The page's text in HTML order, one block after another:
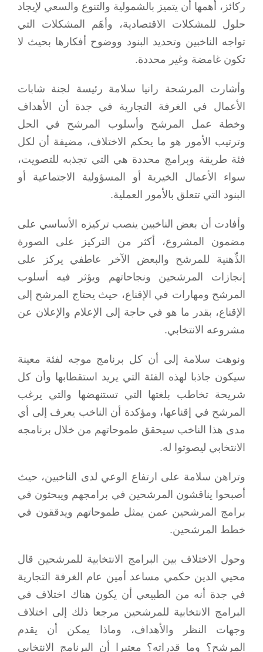
ركائز، أهمها أن يتميز بالشمولية والتنوع والسعي لإيجاد
حلول للمشكلات الاقتصادية، وأهَم المشكلات التي
تواجه الناخبين وتحديد البنود ووضوح أفكارها بحيث لا
تكون غامضة وغير محددة.
وأشارت المرشحة رانيا سلامة رئيسة لجنة شابات
الأعمال في الغرفة التجارية في جدة أن الأهداف
وخطة عمل المرشح وأسلوب المرشح في الحل
وترتيب الأمور هو ما يحكم الاختلاف، مضيفة أن لكل
فئة طريقة وبرامج محددة هي التي تجذبه للتصويت،
سواء الأعمال الخيرية أو المسؤولية الاجتماعية أو
البنود التي تتعلق بالأمور العملية.
وأفادت أن بعض الناخبين ينصب تركيزه الأساسي على
مضمون المشروع، أكثر من التركيز على الصورة
الذِّهنية للمرشح والبعض الآخر عاطفي يركز على
إنجازات المرشحين ونجاحاتهم ويؤثر فيه أسلوب
المرشح ومهارات في الإقناع، حيث يحتاج المرشح إلى
الإقناع، بقدر ما هو في حاجة إلى الإعلام والإعلان عن
مشروعه الانتخابي.
ونوهت سلامة إلى أن كل برنامج موجه لفئة معينة
سيكون جاذبا لهذه الفئة التي يريد استقطابها وأن كل
شريحة تخاطب بلغتها التي تستنهضها والتي يرغب
المرشح في إقناعها، ومؤكدة أن الناخب يعرف إلى أي
مدى هذا الناخب سيحقق طموحاتهم من خلال برنامجه
الانتخابي ليصوتوا له.
وتراهن سلامة على ارتفاع الوعي لدى الناخبين، حيث
أصبحوا يناقشون المرشحين في برامجهم ويبحثون في
برامج المرشحين عمن يمثل طموحاتهم ويدققون في
خطط المرشحين.
وحول الاختلاف بين البرامج الانتخابية للمرشحين قال
محيي الدين حكمي مساعد أمين عام الغرفة التجارية
في جدة أنه من الطبيعي أن يكون هناك اختلاف في
البرامج الانتخابية للمرشحين مرجعا ذلك إلى اختلاف
وجهات النظر والأهداف، وماذا يمكن أن يقدم
المرشح؟ وما قدراته؟ معتبرا أن البرنامج الانتخابي